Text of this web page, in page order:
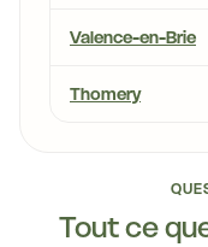
Valence-en-Brie
Thomery
Tout ce